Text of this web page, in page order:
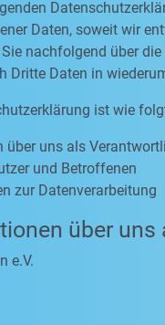
Daten, soweit wir
nachfolgend über
Dritte Daten in
ist wie
über uns als
und Betroffenen
zur Datenverarbeitung
über
e.V.